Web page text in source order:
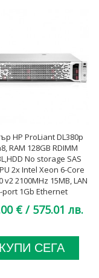
HP ProLiant DL380p
RAM 128GB RDIMM
No storage SAS
2x Intel Xeon 6-Core
v2 2100MHz 15MB, LAN
port 1Gb Ethernet
A клас
€ / 575.01 лв.
КУПИ СЕГА